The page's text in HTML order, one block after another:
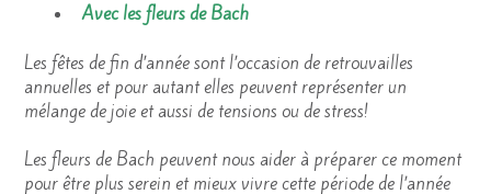
Avec les fleurs de Bach
Les fêtes de fin d’année sont l’occasion de retrouvailles
annuelles et pour autant elles peuvent représenter un
mélange de joie et aussi de tensions ou de stress!
Les fleurs de Bach peuvent nous aider à préparer ce moment
pour être plus serein et mieux vivre cette période de l’année